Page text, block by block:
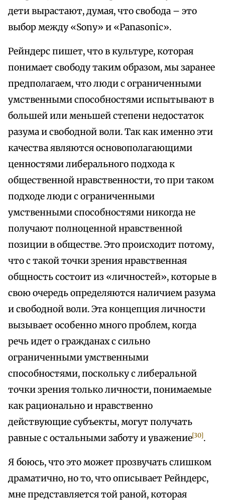
дети вырастают, думая, что свобода – это
выбор между «Sony» и «Panasonic».
Рейндерс пишет, что в культуре, которая
понимает свободу таким образом, мы заранее
предполагаем, что люди с ограниченными
умственными способностями испытывают в
большей или меньшей степени недостаток
разума и свободной воли. Так как именно эти
качества являются основополагающими
ценностями либерального подхода к
общественной нравственности, то при таком
подходе люди с ограниченными
умственными способностями никогда не
получают полноценной нравственной
позиции в обществе. Это происходит потому,
что с такой точки зрения нравственная
общность состоит из «личностей», которые в
свою очередь определяются наличием разума
и свободной воли. Эта концепция личности
вызывает особенно много проблем, когда
речь идет о гражданах с сильно
ограниченными умственными
способностями, поскольку с либеральной
точки зрения только личности, понимаемые
как рационально и нравственно
действующие субъекты, могут получать
равные с остальными заботу и уважение[30].
Я боюсь, что это может прозвучать слишком
драматично, но то, что описывает Рейндерс,
мне представляется той раной, которая